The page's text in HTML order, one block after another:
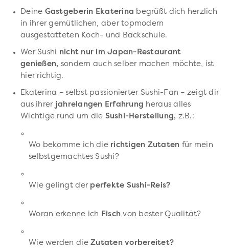
Deine Gastgeberin Ekaterina begrüßt dich herzlich
in ihrer gemütlichen, aber topmodern
ausgestatteten Koch- und Backschule.
Wer Sushi nicht nur im Japan-Restaurant
genießen, sondern auch selber machen möchte, ist
hier richtig.
Ekaterina – selbst passionierter Sushi-Fan – zeigt dir
aus ihrer jahrelangen Erfahrung heraus alles
Wichtige rund um die Sushi-Herstellung, z.B.:
Wo bekomme ich die richtigen Zutaten für mein
selbstgemachtes Sushi?
Wie gelingt der perfekte Sushi-Reis?
Woran erkenne ich Fisch von bester Qualität?
Wie werden dieZutaten vorbereitet?